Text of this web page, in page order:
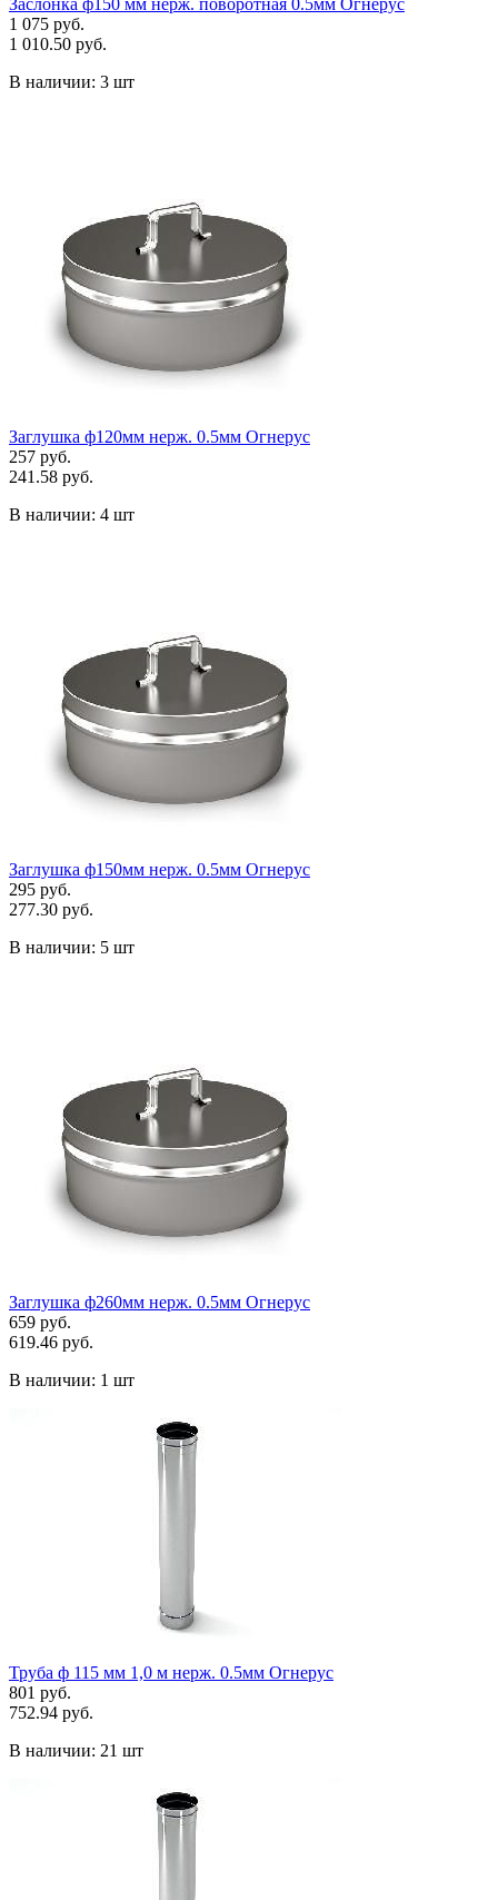
1 075 руб.
1 010.50 руб.
В наличии: 3 шт
Заглушка ф120мм нерж. 0.5мм Огнерус
257 руб.
241.58 руб.
В наличии: 4 шт
Заглушка ф150мм нерж. 0.5мм Огнерус
295 руб.
277.30 руб.
В наличии: 5 шт
Заглушка ф260мм нерж. 0.5мм Огнерус
659 руб.
619.46 руб.
В наличии: 1 шт
Труба ф 115 мм 1,0 м нерж. 0.5мм Огнерус
801 руб.
752.94 руб.
В наличии: 21 шт